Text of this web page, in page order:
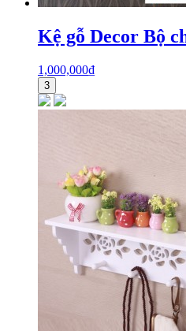
Kệ gỗ Decor Bộ
1,000,000₫
3